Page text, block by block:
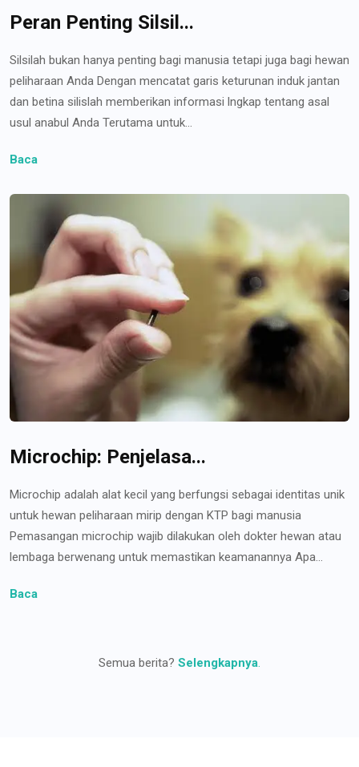
Peran Penting Silsil...
Silsilah bukan hanya penting bagi manusia tetapi juga bagi hewan
peliharaan Anda Dengan mencatat garis keturunan induk jantan
dan betina silislah memberikan informasi lngkap tentang asal
usul anabul Anda Terutama untuk...
Baca
Microchip: Penjelasa...
Microchip adalah alat kecil yang berfungsi sebagai identitas unik
untuk hewan peliharaan mirip dengan KTP bagi manusia
Pemasangan microchip wajib dilakukan oleh dokter hewan atau
lembaga berwenang untuk memastikan keamanannya Apa...
Baca
Semua berita? Selengkapnya